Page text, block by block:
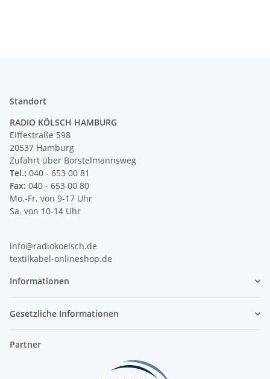
Standort
RADIO KÖLSCH HAMBURG
Eiffestraße 598
20537 Hamburg
Zufahrt über Borstelmannsweg
Tel.: 040 - 653 00 81
Fax: 040 - 653 00 80
Mo.-Fr. von 9-17 Uhr
Sa. von 10-14 Uhr
info@radiokoelsch.de
textilkabel-onlineshop.de
Informationen
Gesetzliche Informationen
Partner